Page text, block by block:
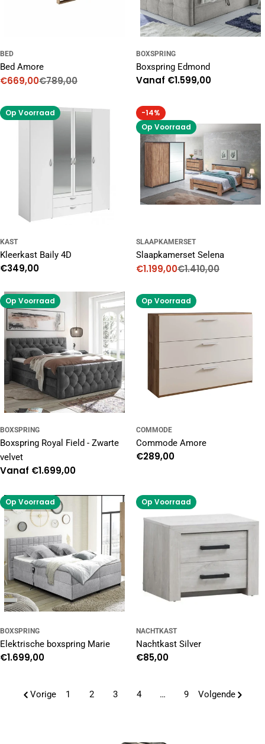
BED
Bed Amore
Kortingsprijs
€669,00
Normale€789,00
BOXSPRING
Boxspring Edmond
Normale
Vanaf €1.599,00
Op Voorraad
KAST
Kleerkast Baily 4D
Normale
€349,00
-14%
Op Voorraad
SLAAPKAMERSET
Slaapkamerset Selena
Kortingsprijs
€1.199,00
Normale€1.410,00
Op Voorraad
BOXSPRING
Boxspring Royal Field - Zwarte
velvet
Normale
Vanaf €1.699,00
Op Voorraad
COMMODE
Commode Amore
Normale
€289,00
Op Voorraad
BOXSPRING
Elektrische boxspring Marie
Normale
€1.699,00
Op Voorraad
NACHTKAST
Nachtkast Silver
Normale
€85,00
Vorige 1 2 3 4 … 9 Volgende